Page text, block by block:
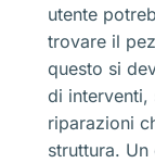
utente
trovare il
questo si
di interventi,
riparazioni
struttura.